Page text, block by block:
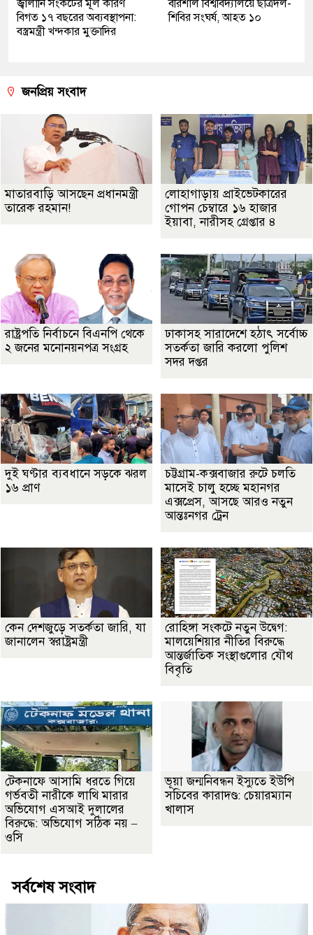
জ্বালানি সংকটের মূল কারণ
বিগত ১৭ বছরের অব্যবস্থাপনা:
বস্ত্রমন্ত্রী খন্দকার মুক্তাদির
বরিশাল বিশ্ববিদ্যালয়ে ছাত্রদল-
শিবির সংঘর্ষ, আহত ১০
জনপ্রিয় সংবাদ
মাতারবাড়ি আসছেন প্রধানমন্ত্রী
তারেক রহমান!
লোহাগাড়ায় প্রাইভেটকারের
গোপন চেম্বারে ১৬ হাজার
ইয়াবা, নারীসহ গ্রেপ্তার ৪
রাষ্ট্রপতি নির্বাচনে বিএনপি থেকে
২ জনের মনোনয়নপত্র সংগ্রহ
ঢাকাসহ সারাদেশে হঠাৎ সর্বোচ্চ
সতর্কতা জা‌রি করলো পুলিশ
সদর দপ্তর
দুই ঘণ্টার ব্যবধানে সড়কে ঝরল
১৬ প্রাণ
চট্টগ্রাম-কক্সবাজার রুটে চলতি
মাসেই চালু হচ্ছে মহানগর
এক্সপ্রেস, আসছে আরও নতুন
আন্তঃনগর ট্রেন
কেন দেশজুড়ে সতর্কতা জারি, যা
জানালেন স্বরাষ্ট্রমন্ত্রী
রোহিঙ্গা সংকটে নতুন উদ্বেগ:
মালয়েশিয়ার নীতির বিরুদ্ধে
আন্তর্জাতিক সংস্থাগুলোর যৌথ
বিবৃতি
টেকনাফে আসামি ধরতে গিয়ে
গর্ভবতী নারীকে লাথি মারার
অভিযোগ এসআই দুলালের
বিরুদ্ধে: অভিযোগ সঠিক নয় –
ওসি
ভূয়া জন্মনিবন্ধন ইস্যুতে ইউপি
সচিবের কারাদণ্ড: চেয়ারম্যান
খালাস
সর্বশেষ সংবাদ